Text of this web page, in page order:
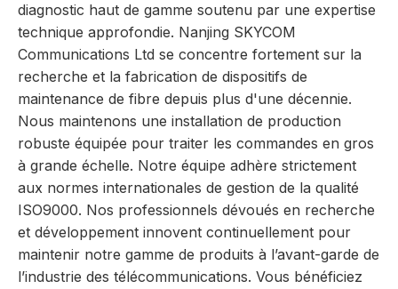
diagnostic haut de gamme soutenu par une expertise
technique approfondie. Nanjing SKYCOM
Communications Ltd se concentre fortement sur la
recherche et la fabrication de dispositifs de
maintenance de fibre depuis plus d'une décennie.
Nous maintenons une installation de production
robuste équipée pour traiter les commandes en gros
à grande échelle. Notre équipe adhère strictement
aux normes internationales de gestion de la qualité
ISO9000. Nos professionnels dévoués en recherche
et développement innovent continuellement pour
maintenir notre gamme de produits à l’avant-garde de
l’industrie des télécommunications. Vous bénéficiez